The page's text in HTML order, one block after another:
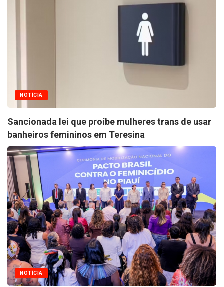
NOTÍCIA
Sancionada lei que proíbe mulheres trans de usar
banheiros femininos em Teresina
NOTÍCIA